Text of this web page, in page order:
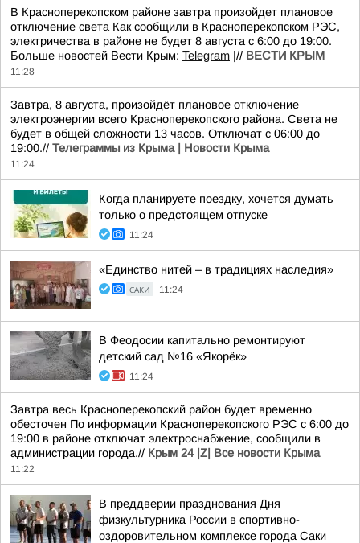
В Красноперекопском районе завтра произойдет плановое
отключение света Как сообщили в Красноперекопском РЭС,
электричества в районе не будет 8 августа с 6:00 до 19:00.
Больше новостей Вести Крым: Telegram |// ВЕСТИ КРЫМ
11:28
Завтра, 8 августа, произойдёт плановое отключение
электроэнергии всего Красноперекопского района. Света не
будет в общей сложности 13 часов. Отключат с 06:00 до
19:00.// Телеграммы из Крыма | Новости Крыма
11:24
Когда планируете поездку, хочется думать
только о предстоящем отпуске
11:24
«Единство нитей – в традициях наследия»
САКИ 11:24
В Феодосии капитально ремонтируют
детский сад №16 «Якорёк»
11:24
Завтра весь Красноперекопский район будет временно
обесточен По информации Красноперекопского РЭС с 6:00 до
19:00 в районе отключат электроснабжение, сообщили в
администрации города.// Крым 24 |Z| Все новости Крыма
11:22
В преддверии празднования Дня
физкультурника России в спортивно-
оздоровительном комплексе города Саки